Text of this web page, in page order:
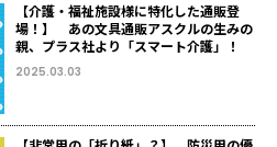
【介護・福祉施設様に特化した通販登
場！】 あの文具通販アスクルの生みの
親、プラス社より「スマート介護」！
2025.03.03